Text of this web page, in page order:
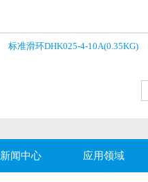
标准滑环DHK025-4-10A(0.35KG)
新闻中心 应用领域